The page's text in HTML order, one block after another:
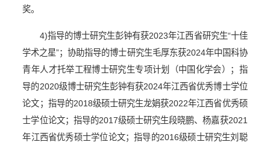
奖。
4)指导的博士研究生彭钟有获2023年江西省研究生“十佳
学术之星”；协助指导的博士研究生毛厚东获2024年中国科协
青年人才托举工程博士研究生专项计划（中国化学会）；指
导的2020级博士研究生彭钟有获2024年江西省优秀博士学位
论文；指导的2018级硕士研究生龙娟获2022年江西省优秀硕
士学位论文；指导的2017级硕士研究生段晓鹏、杨嘉获2021
年江西省优秀硕士学位论文；指导的2016级硕士研究生刘聪